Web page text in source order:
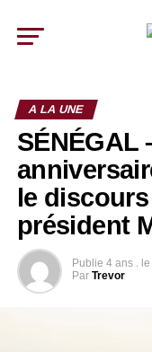
A LA UNE
SÉNÉGAL
le
président
Publie 4 ans . le
Par Trevor